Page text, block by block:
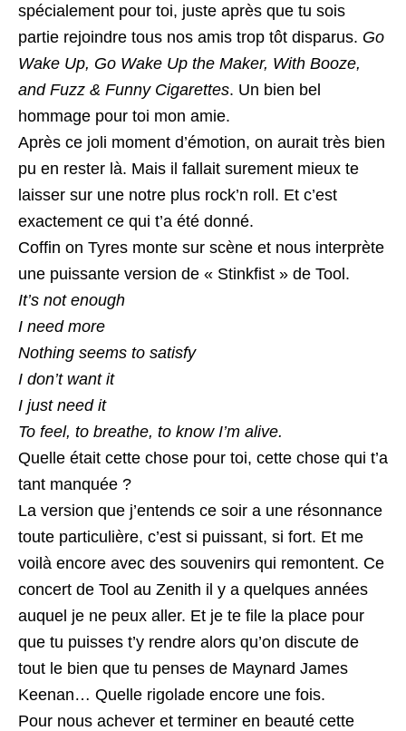
spécialement pour toi, juste après que tu sois
partie rejoindre tous nos amis trop tôt disparus. Go
Wake Up, Go Wake Up the Maker, With Booze,
and Fuzz & Funny Cigarettes. Un bien bel
hommage pour toi mon amie.
Après ce joli moment d’émotion, on aurait très bien
pu en rester là. Mais il fallait surement mieux te
laisser sur une notre plus rock’n roll. Et c’est
exactement ce qui t’a été donné.
Coffin on Tyres monte sur scène et nous interprète
une puissante version de « Stinkfist » de Tool.
It’s not enough
I need more
Nothing seems to satisfy
I don’t want it
I just need it
To feel, to breathe, to know I’m alive.
Quelle était cette chose pour toi, cette chose qui t’a
tant manquée ?
La version que j’entends ce soir a une résonnance
toute particulière, c’est si puissant, si fort. Et me
voilà encore avec des souvenirs qui remontent. Ce
concert de Tool au Zenith il y a quelques années
auquel je ne peux aller. Et je te file la place pour
que tu puisses t’y rendre alors qu’on discute de
tout le bien que tu penses de Maynard James
Keenan… Quelle rigolade encore une fois.
Pour nous achever et terminer en beauté cette